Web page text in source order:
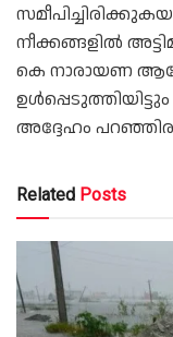
നീക്കങ്ങളില്‍
കെ നാരായണ
ഉള്‍പ്പെടുത്തിയിട്ടും
അദ്ദേഹം
Related Posts